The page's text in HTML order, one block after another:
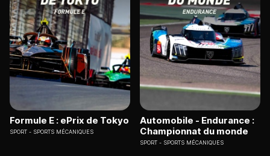
Formule E : ePrix de Tokyo
SPORT SPORTS MÉCANIQUES
Automobile - Endurance :
Championnat du monde
SPORT SPORTS MÉCANIQUES